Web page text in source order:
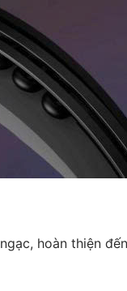
hoàn thiện